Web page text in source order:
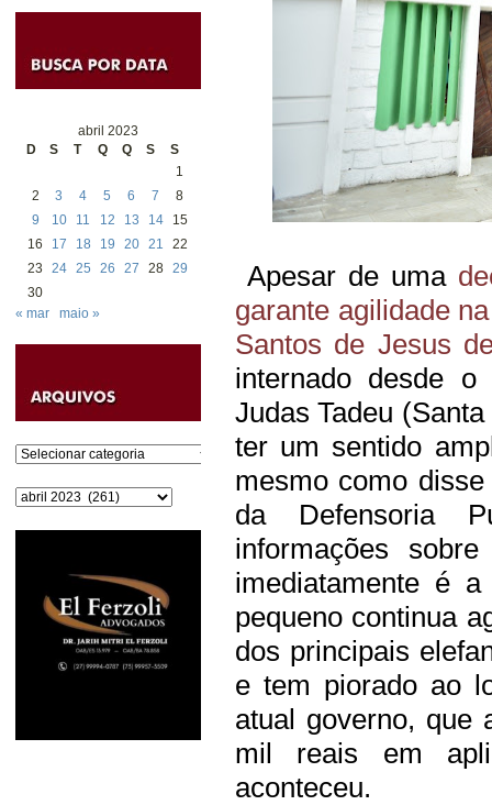
abril 2023
D
S T Q Q S
S
1
2
3 4 5 6 7
8
9
10 11 12 13 14
15
16
17 18 19 20 21
22
23
24 25 26 27 28 29
30
« mar
maio »
Categorias
Arquivos
Apesar de uma
garante agilidade
Santos de Jesus
internado desde
Judas Tadeu
ter um sentido
mesmo como
da Defensoria
informações
imediatamente é
pequeno continua
dos principais
e tem piorado ao
atual governo, que
mil reais em
aconteceu.